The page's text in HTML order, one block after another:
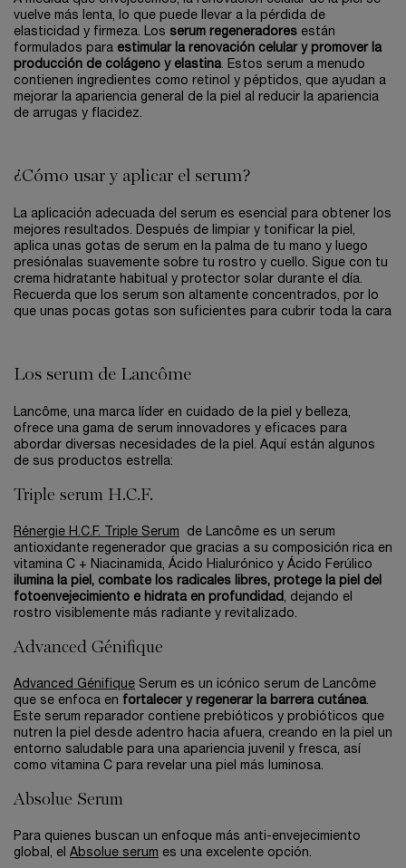
vuelve más lenta, lo que puede llevar a la pérdida de
elasticidad y firmeza. Los serum regeneradores están
formulados para estimular la renovación celular y promover la
producción de colágeno y elastina. Estos serum a menudo
contienen ingredientes como retinol y péptidos, que ayudan a
mejorar la apariencia general de la piel al reducir la apariencia
de arrugas y flacidez.
¿Cómo usar y aplicar el serum?
La aplicación adecuada del serum es esencial para obtener los
mejores resultados. Después de limpiar y tonificar la piel,
aplica unas gotas de serum en la palma de tu mano y luego
presiónalas suavemente sobre tu rostro y cuello. Sigue con tu
crema hidratante habitual y protector solar durante el día.
Recuerda que los serum son altamente concentrados, por lo
que unas pocas gotas son suficientes para cubrir toda la cara
Los serum de Lancôme
Lancôme, una marca líder en cuidado de la piel y belleza,
ofrece una gama de serum innovadores y eficaces para
abordar diversas necesidades de la piel. Aquí están algunos
de sus productos estrella:
Triple serum H.C.F.
Rénergie H.C.F. Triple Serum de Lancôme es un serum
antioxidante regenerador que gracias a su composición rica en
vitamina C + Niacinamida, Ácido Hialurónico y Ácido Ferúlico
ilumina la piel, combate los radicales libres, protege la piel del
fotoenvejecimiento e hidrata en profundidad
, dejando el
rostro visiblemente más radiante y revitalizado.
Advanced Génifique
Advanced Génifique Serum es un icónico serum de Lancôme
que se enfoca en fortalecer y regenerar la barrera cutánea.
Este serum reparador contiene prebióticos y probióticos que
nutren la piel desde adentro hacia afuera, creando en la piel un
entorno saludable para una apariencia juvenil y fresca, así
como vitamina C para revelar una piel más luminosa.
Absolue Serum
Para quienes buscan un enfoque más anti-envejecimiento
global, el Absolue serum es una excelente opción.